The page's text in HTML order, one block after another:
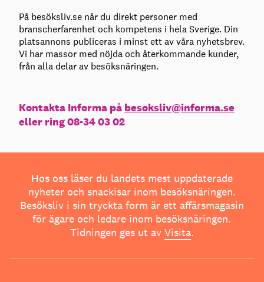
På besöksliv.se når du direkt personer med
branscherfarenhet och kompetens i hela Sverige. Din
platsannons publiceras i minst ett av våra nyhetsbrev.
Vi har massor med nöjda och återkommande kunder,
från alla delar av besöksnäringen.
Kontakta Informa på besoksliv@informa.se
eller ring 08-34 03 02
Hos oss läser du landets mest uppdaterade
nyheter och snackisar inom besöksnäringen.
Besöksliv i sin tryckta form är ett affärsmagasin
för ägare och ledare inom besöksnäringen.
Tidningen ges ut av Visita.